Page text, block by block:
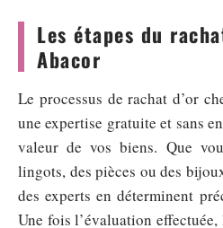
Les étapes du
Abacor
Le processus de rachat d’or
une expertise gratuite et sans
valeur de vos biens. Que
lingots, des pièces ou des
des experts en déterminent
Une fois l’évaluation